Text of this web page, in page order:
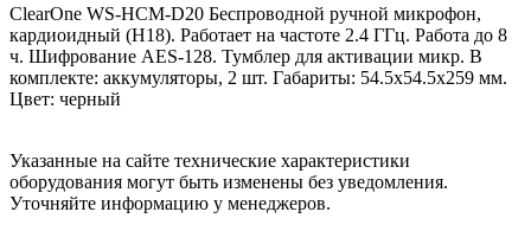
ClearOne WS-HCM-D20 Беспроводной ручной микрофон,
кардиоидный (H18). Работает на частоте 2.4 ГГц. Работа до 8
ч. Шифрование AES-128. Тумблер для активации микр. В
комплекте: аккумуляторы, 2 шт. Габариты: 54.5х54.5x259 мм.
Цвет: черный
Указанные на сайте технические характеристики
оборудования могут быть изменены без уведомления.
Уточняйте информацию у менеджеров.